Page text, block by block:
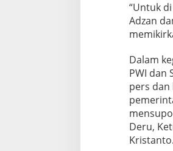
“Untuk
Adzan
Dalam
PWI dan
pers dan
Deru,